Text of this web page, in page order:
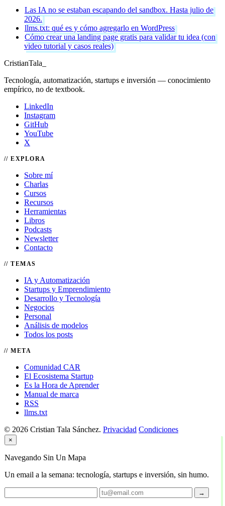
Las IA no se estaban escapando del sandbox. Hasta julio de
2026.
llms.txt: qué es y cómo agregarlo en WordPress
Cómo crear una landing page gratis para validar tu idea (con
video tutorial y casos reales)
CristianTala
Tecnología, automatización, startups e inversión — conocimiento
empírico, no de textbook.
LinkedIn
Instagram
GitHub
YouTube
X
EXPLORA
Sobre mí
Charlas
Cursos
Recursos
Herramientas
Libros
Podcasts
Newsletter
Contacto
TEMAS
IA y Automatización
Startups y Emprendimiento
Desarrollo y Tecnología
Negocios
Personal
Análisis de modelos
Todos los posts
META
Comunidad CAR
El Ecosistema Startup
Es la Hora de Aprender
Manual de marca
RSS
llms.txt
© 2026 Cristian Tala Sánchez. Privacidad Condiciones
×
Navegando Sin Un Mapa
Un email a la semana: tecnología, startups e inversión, sin humo.
→